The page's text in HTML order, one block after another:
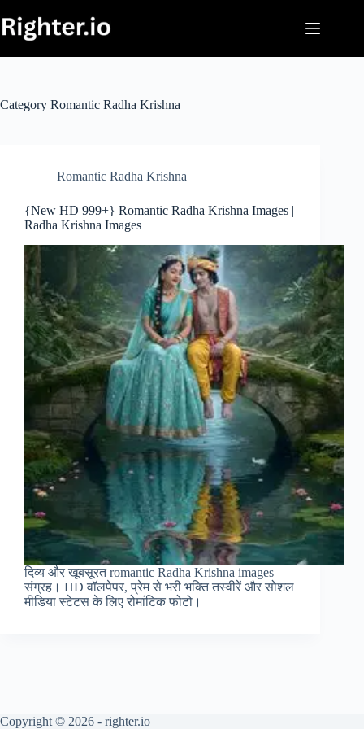
to
content
Category Romantic Radha Krishna
Romantic Radha Krishna
{New HD 999+} Romantic Radha Krishna Images |
Radha Krishna Images
दिव्य और खूबसूरत romantic Radha Krishna images
संग्रह। HD वॉलपेपर, प्रेम से भरी भक्ति तस्वीरें और सोशल
मीडिया स्टेटस के लिए रोमांटिक फोटो।
Copyright © 2026 - righter.io